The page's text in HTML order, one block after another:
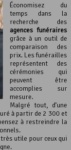
Économisez du
temps dans la
recherche des
agences funéraires
grâce à un outil de
comparaison des
prix. Les funérailles
représentent des
cérémonies qui
peuvent être
accomplies sur
mesure.
Malgré tout, d’une
à partir de 2 300 et
à restreindre la
utile pour ceux qui